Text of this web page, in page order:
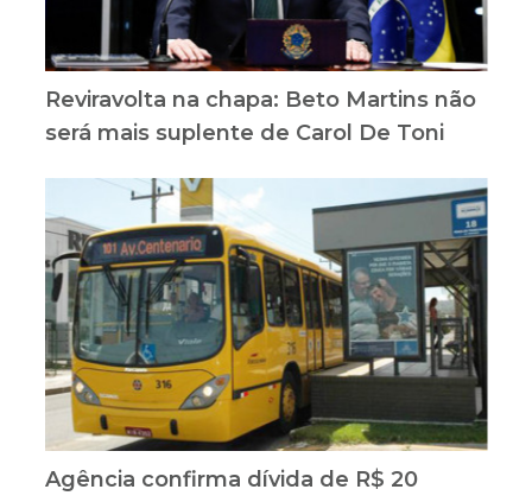
Reviravolta na chapa: Beto Martins não
será mais suplente de Carol De Toni
Agência confirma dívida de R$ 20